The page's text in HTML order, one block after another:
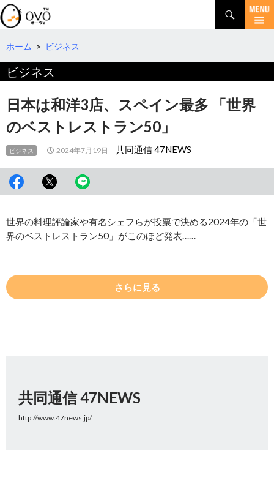
検
索
コ
テ
へ
ホーム > ビジネス
ビジネス
日本は和洋3店、スペイン最多 「世界
のベストレストラン50」
ビジネス 2024年7月19日 共同通信 47NEWS
世界の料理評論家や有名シェフらが投票で決める2024年の「世
界のベストレストラン50」がこのほど発表……
さらに見る
共同通信 47NEWS
http://www.47news.jp/